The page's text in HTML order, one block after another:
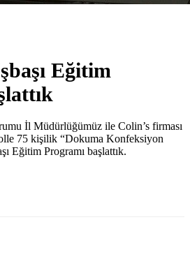
Eğitim
İl Müdürlüğümüz ile Colin’s firması
75 kişilik “Dokuma Konfeksiyon
Eğitim Programı başlattık.